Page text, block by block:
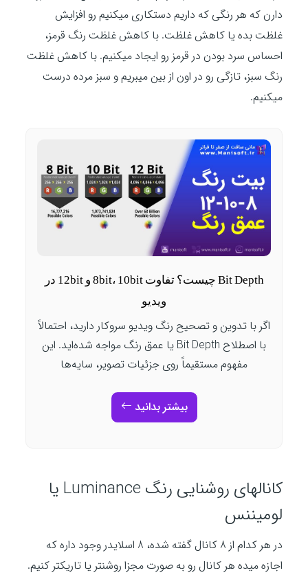
دارن که هر رنگی که داریم دستکاری میکنیم رو افزایش
غلظت بده یا کاهش غلظت. با کاهش غلظت رنگ قرمز،
احساس سرد بودن در قرمز رو ایجاد میکنیم. با کاهش غلظت
رنگ سبز، تازگی رو در اون از بین میبریم و سبز مرده درست
میکنیم.
Bit Depth چیست؟ تفاوت 8bit، 10bit و 12bit در
ویدیو
اگر با تدوین و تصحیح رنگ ویدیو سروکار دارید، احتمالاً
با اصطلاح Bit Depth یا عمق رنگ مواجه شده‌اید. این
مفهوم مستقیماً روی جزئیات تصویر، سایه‌ها
بیشتر بدانید
کانالهای روشنایی رنگ Luminance یا
لومیننس
در هر کدام از 8 کانال گفته شده، 8 اسلایدر وجود داره که
اجازه میده هر کانال رو به صورت مجزا روشنتر یا تاریکتر کنیم.